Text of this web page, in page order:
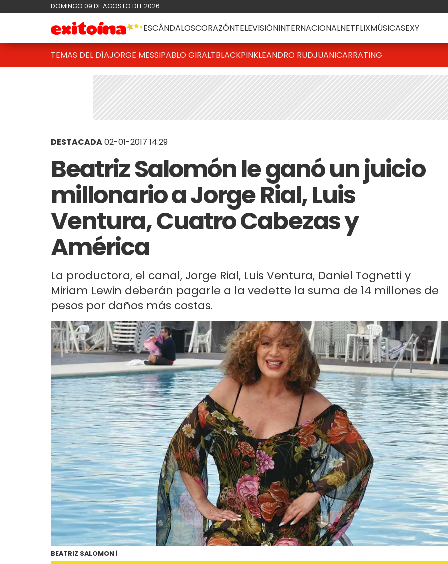
DOMINGO 09 DE AGOSTO DEL 2026
ESCÁNDALOSCORAZÓNTELEVISIÓNINTERNACIONALNETFLIXMÚSICASEXY
TEMAS DEL DÍAJORGE MESSIPABLO GIRALTBLACKPINKLEANDRO RUDJUANICARRATING
DESTACADA02-01-2017 14:29
Beatriz Salomón le ganó un juicio
millonario a Jorge Rial, Luis
Ventura, Cuatro Cabezas y
América
La productora, el canal, Jorge Rial, Luis Ventura, Daniel Tognetti y
Miriam Lewin deberán pagarle a la vedette la suma de 14 millones de
pesos por daños más costas.
BEATRIZ SALOMON |